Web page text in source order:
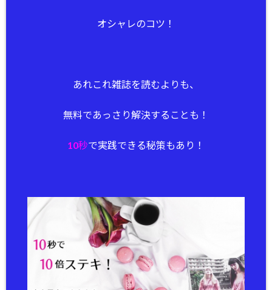
オシャレのコツ！
あれこれ雑誌を読むよりも、
無料であっさり解決することも！
10秒で実践できる秘策もあり！